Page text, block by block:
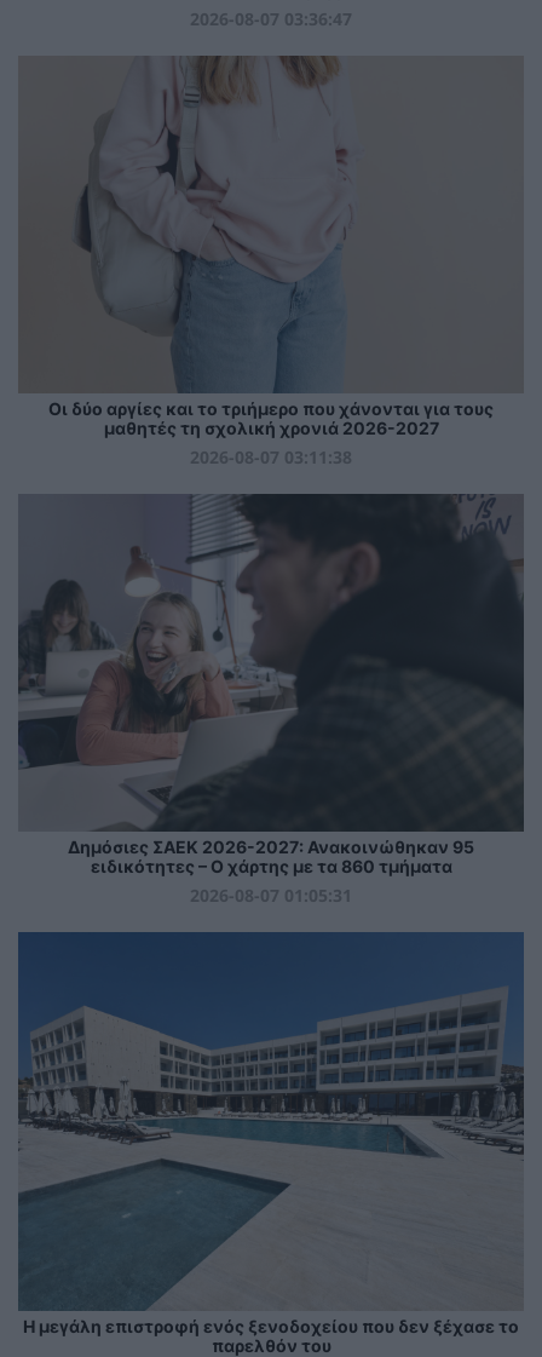
2026-08-07 03:36:47
Οι δύο αργίες και το τριήμερο που χάνονται για τους
μαθητές τη σχολική χρονιά 2026-2027
2026-08-07 03:11:38
Δημόσιες ΣΑΕΚ 2026-2027: Ανακοινώθηκαν 95
ειδικότητες – Ο χάρτης με τα 860 τμήματα
2026-08-07 01:05:31
Η μεγάλη επιστροφή ενός ξενοδοχείου που δεν ξέχασε το
παρελθόν του